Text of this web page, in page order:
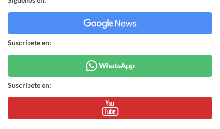
Suscríbete en:
Suscríbete en: